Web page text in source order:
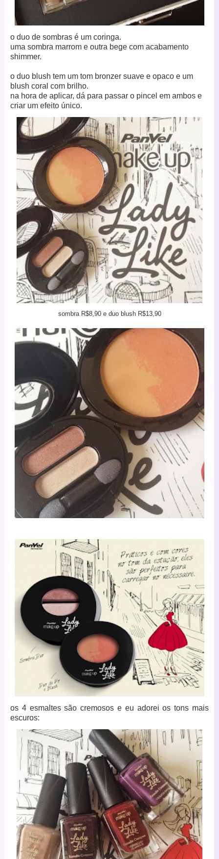
o duo de sombras é um coringa.
uma sombra marrom e outra bege com acabamento
shimmer.
o duo blush tem um tom bronzer suave e opaco e um
blush coral com brilho.
na hora de aplicar, dá para passar o pincel em ambos e
criar um efeito único.
sombra R$8,90 e duo blush R$13,90
os 4 esmaltes são cremosos e eu adorei os tons mais
escuros: